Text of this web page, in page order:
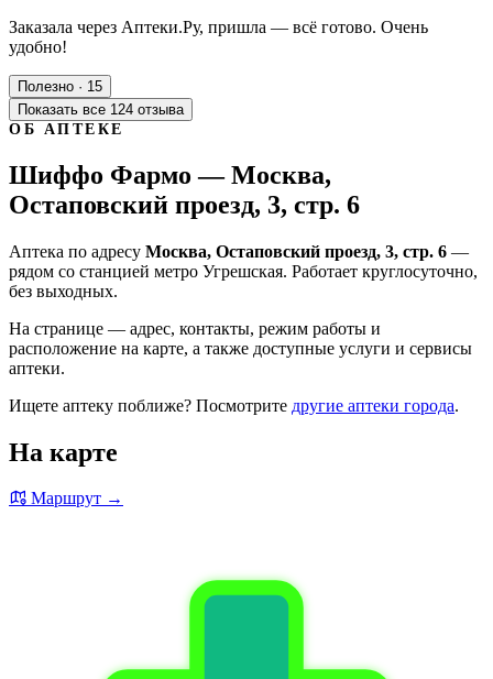
Заказала через Аптеки.Ру, пришла — всё готово. Очень
удобно!
Полезно · 15
Показать все 124 отзыва
ОБ АПТЕКЕ
Шиффо Фармо — Москва,
Остаповский проезд, 3, стр. 6
Аптека по адресу Москва, Остаповский проезд, 3, стр. 6 —
рядом со станцией метро Угрешская. Работает круглосуточно,
без выходных.
На странице — адрес, контакты, режим работы и
расположение на карте, а также доступные услуги и сервисы
аптеки.
Ищете аптеку поближе? Посмотрите другие аптеки города.
На карте
Маршрут →